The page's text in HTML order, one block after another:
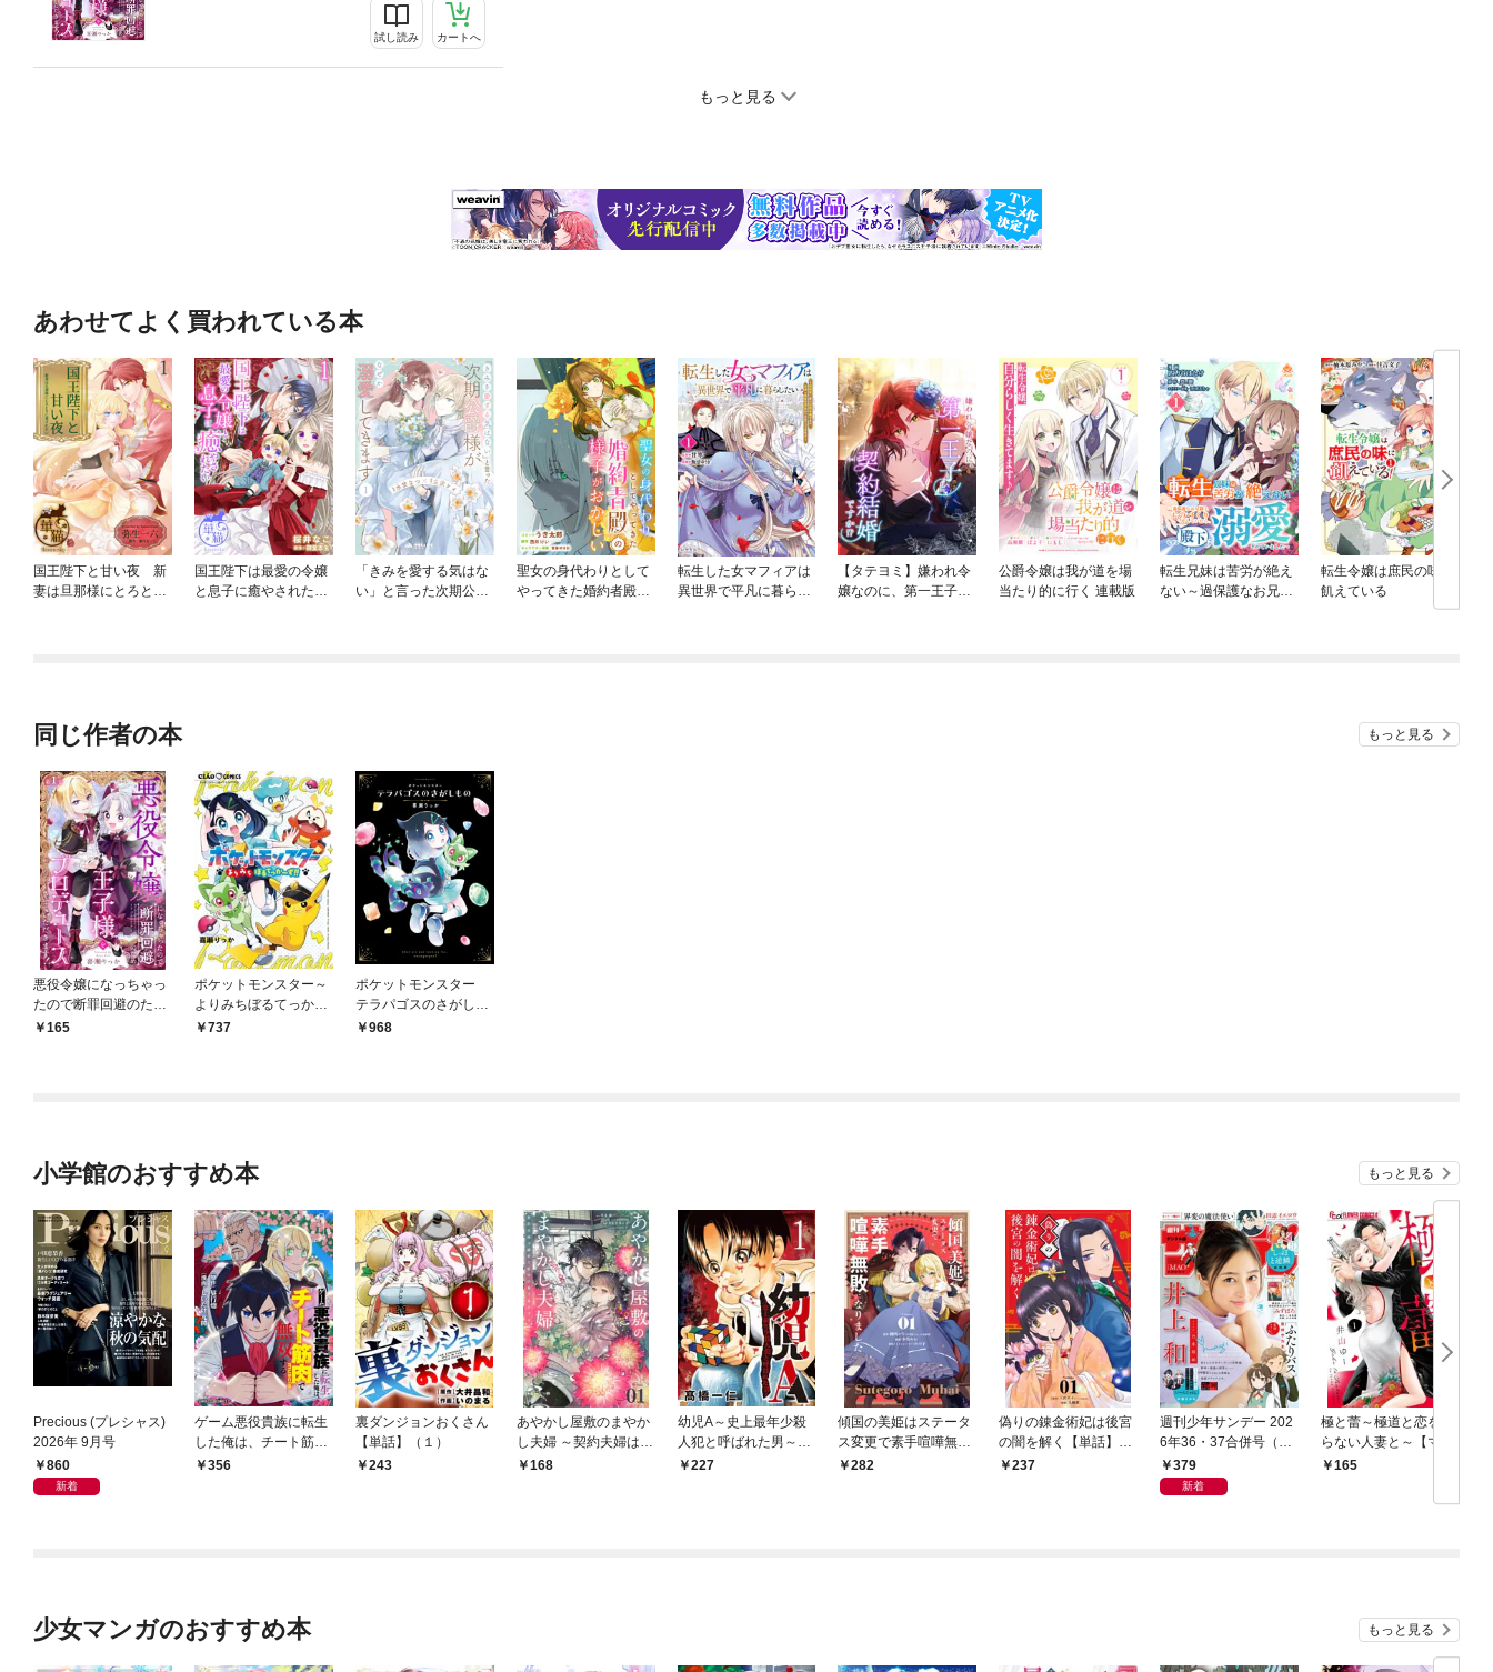
試し読み カートへ
もっと見る
あわせてよく買われている本
国王陛下と甘い夜 新
妻は旦那様にとろとろ
国王陛下は最愛の令嬢
と息子に癒やされたい
「きみを愛する気はな
い」と言った次期公爵
聖女の身代わりとして
やってきた婚約者殿の
転生した女マフィアは
異世界で平凡に暮らし
【タテヨミ】嫌われ令
嬢なのに、第一王子と
公爵令嬢は我が道を場
当たり的に行く 連載版
転生兄妹は苦労が絶え
ない～過保護なお兄様
転生令嬢は庶民の味に
飢えている
同じ作者の本 もっと見る
悪役令嬢になっちゃっ
たので断罪回避のため
王子様をプロデュース
165
ポケットモンスター～
よりみちぼるてっか～
ず！！～
737
ポケットモンスター
テラパゴスのさがしも
の968
小学館のおすすめ本 もっと見る
Precious (プレシャス)
2026年 9月号
860
新着
ゲーム悪役貴族に転生
した俺は、チート筋肉
で無双する【単話】
356
裏ダンジョンおくさん
【単話】（１）
243
あやかし屋敷のまやか
し夫婦 ～契約夫婦は鎌
倉で妖怪の集う家を守
168
幼児A～史上最年少殺
人犯と呼ばれた男～
【単話】（１）
227
傾国の美姫はステータ
ス変更で素手喧嘩無敗
になりました【単話】
282
偽りの錬金術妃は後宮
の闇を解く【単話】
（１）
237
週刊少年サンデー 202
6年36・37合併号（20
26年8月5日発売号）
379
新着
極と蕾～極道と恋を知
らない人妻と～【マイ
クロ】（１）
165
少女マンガのおすすめ本 もっと見る